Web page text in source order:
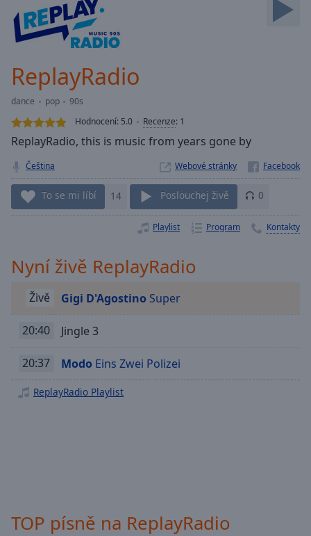
Backward
Skip
Forward
Current
Time0:00
Duration -:-
Loaded:
0.00%
Stream
TypeLIVE
Seek to
live,
currently
Time
Rate
Chapters
Chapters
subtitles
ReplayRadio
dance pop
90s
Hodnocení: 5.0 Recenze: 1
ReplayRadio, this is music from years gone by
Čeština Webové stránky
To se mi líbí 14 Poslouchej živě 0
Playlist Program Kontakty
Nyní živě ReplayRadio
Živě Gigi D'Agostino Super
20:40 Jingle 3
20:37 Modo Eins Zwei Polizei
ReplayRadio Playlist
TOP písně na ReplayRadio